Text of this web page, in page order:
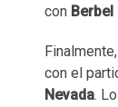
con
con el
Nevada.